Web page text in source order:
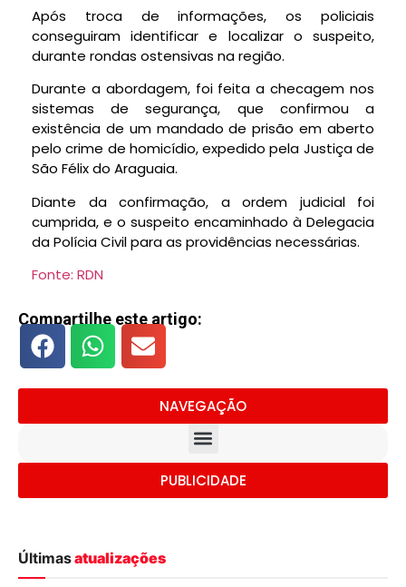
Após troca de informações, os policiais
conseguiram identificar e localizar o suspeito,
durante rondas ostensivas na região.
Durante a abordagem, foi feita a checagem nos
sistemas de segurança, que confirmou a
existência de um mandado de prisão em aberto
pelo crime de homicídio, expedido pela Justiça de
São Félix do Araguaia.
Diante da confirmação, a ordem judicial foi
cumprida, e o suspeito encaminhado à Delegacia
da Polícia Civil para as providências necessárias.
Fonte: RDN
Compartilhe este artigo:
NAVEGAÇÃO
PUBLICIDADE
Últimasatualizações